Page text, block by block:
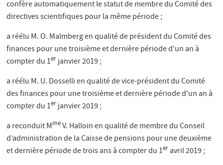
confère automatiquement le statut de membre du Comité des
directives scientifiques pour la même période ;
a réélu M. O. Malmberg en qualité de président du Comité des
finances pour une troisième et dernière période d'un an à
compter du 1erjanvier 2019 ;
a réélu M. U. Dosselli en qualité de vice-président du Comité
des finances pour une troisième et dernière période d'un an à
compter du 1erjanvier 2019 ;
a reconduit MmeV. Halloin en qualité de membre du Conseil
d’administration de la Caisse de pensions pour une deuxième
et dernière période de trois ans à compter du 1eravril 2019 ;